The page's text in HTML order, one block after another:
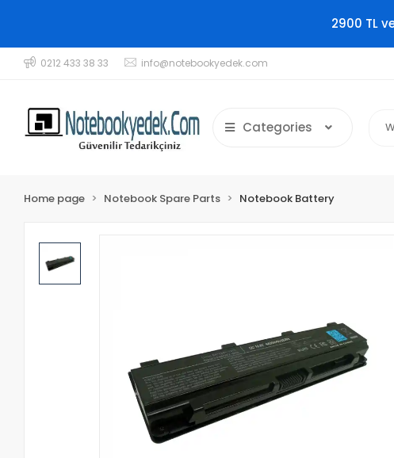
2900 TL
0212 433 38 33 info@notebookyedek.com
Categories
Home page Notebook Spare Parts Notebook Battery